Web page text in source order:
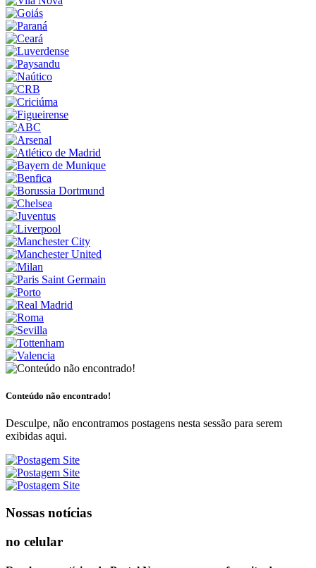
Conteúdo não encontrado!
Desculpe, não encontramos postagens nesta sessão para serem
exibidas aqui.
Nossas notícias
no celular